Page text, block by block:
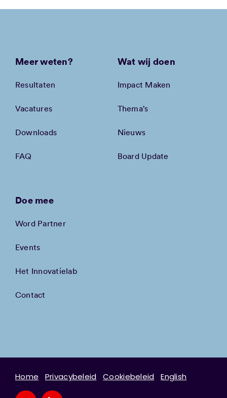
Meer weten?
Resultaten
Vacatures
Downloads
FAQ
Wat wij doen
Impact Maken
Thema’s
Nieuws
Board Update
Doe mee
Word Partner
Events
Het Innovatielab
Contact
Home Privacybeleid Cookiebeleid English